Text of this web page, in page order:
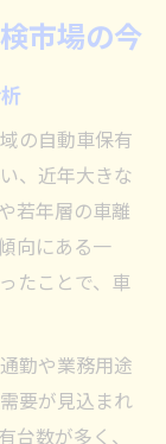
える影響
の関係
性を考察
に及ぼす影
の期待
術
効果
来性を探る
影響
市場の今
の自動車保有
、近年大きな
若年層の車離
向にある一
たことで、車
勤や業務用途
要が見込まれ
台数が多く、